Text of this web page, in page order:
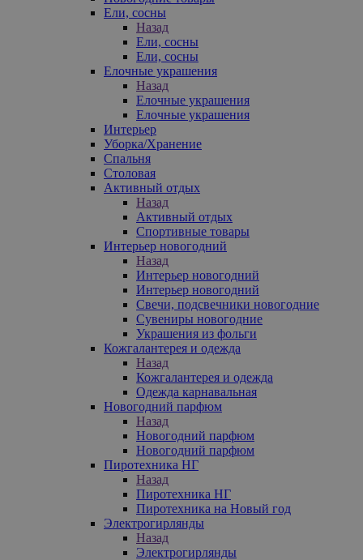
Ели, сосны
Назад
Ели, сосны
Ели, сосны
Елочные украшения
Назад
Елочные украшения
Елочные украшения
Интерьер
Уборка/Хранение
Спальня
Столовая
Активный отдых
Назад
Активный отдых
Спортивные товары
Интерьер новогодний
Назад
Интерьер новогодний
Интерьер новогодний
Свечи, подсвечники новогодние
Сувениры новогодние
Украшения из фольги
Кожгалантерея и одежда
Назад
Кожгалантерея и одежда
Одежда карнавальная
Новогодний парфюм
Назад
Новогодний парфюм
Новогодний парфюм
Пиротехника НГ
Назад
Пиротехника НГ
Пиротехника на Новый год
Электрогирлянды
Назад
Электрогирлянды